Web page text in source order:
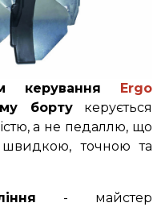
керування
Ergo
бортукерується
а не педаллю, що
швидкою, точною та
- майстер